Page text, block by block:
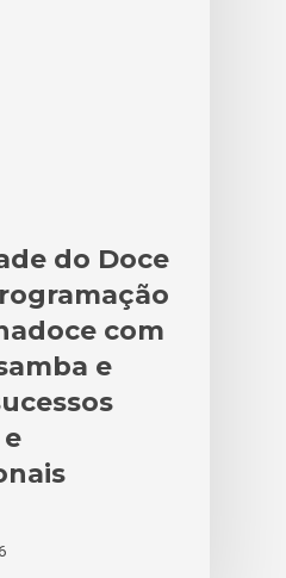
do Doce
com
e